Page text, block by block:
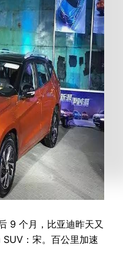
9 个月，比亚迪昨天又
：宋。百公里加速